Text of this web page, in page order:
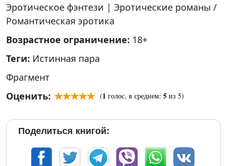
Эротическое фэнтези | Эротические романы /
Романтическая эротика
Возрастное ограничение: 18+
Теги: Истинная пара
Фрагмент
Оценить:
(1 голос, в среднем: 5 из 5)
Поделиться книгой: